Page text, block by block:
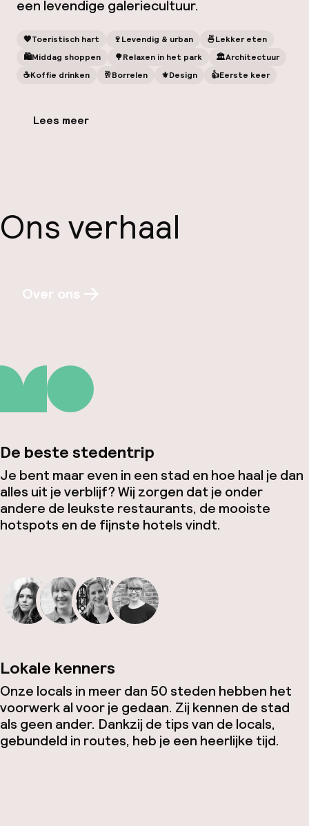
een levendige galeriecultuur.
🧡Toeristisch hart 🍷Levendig & urban 🍜Lekker eten
🛍Middag shoppen 🌳Relaxen in het park 🏛️Architectuur
☕️Koffie drinken 🥂Borrelen ⚜️Design 👍Eerste keer
Lees meer
Ons verhaal
Over ons
De beste stedentrip
Je bent maar even in een stad en hoe haal je dan
alles uit je verblijf? Wij zorgen dat je onder
andere de leukste restaurants, de mooiste
hotspots en de fijnste hotels vindt.
Lokale kenners
Onze locals in meer dan 50 steden hebben het
voorwerk al voor je gedaan. Zij kennen de stad
als geen ander. Dankzij de tips van de locals,
gebundeld in routes, heb je een heerlijke tijd.